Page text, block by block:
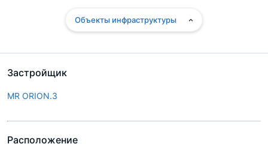
Застройщик
MR ORION.3
Расположение
Объекты инфраструктуры